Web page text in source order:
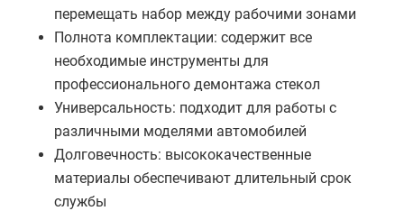
перемещать набор между рабочими зонами
Полнота комплектации: содержит все
необходимые инструменты для
профессионального демонтажа стекол
Универсальность: подходит для работы с
различными моделями автомобилей
Долговечность: высококачественные
материалы обеспечивают длительный срок
службы